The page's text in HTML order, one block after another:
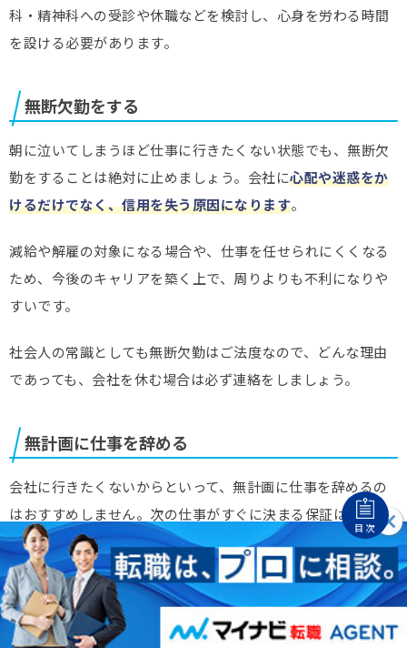
科・精神科への受診や休職などを検討し、心身を労わる時間
を設ける必要があります。
無断欠勤をする
朝に泣いてしまうほど仕事に行きたくない状態でも、無断欠
勤をすることは絶対に止めましょう。会社に心配や迷惑をか
けるだけでなく、信用を失う原因になります。
減給や解雇の対象になる場合や、仕事を任せられにくくなる
ため、今後のキャリアを築く上で、周りよりも不利になりや
すいです。
社会人の常識としても無断欠勤はご法度なので、どんな理由
であっても、会社を休む場合は必ず連絡をしましょう。
無計画に仕事を辞める
会社に行きたくないからといって、無計画に仕事を辞めるの
はおすすめしません。次の仕事がすぐに決まる保証はなく、
十分な貯蓄がない場合、収入を得られないことにストレスを
感じてしまいます。
仕事に行きたくない人が退職しても大丈夫な
目次